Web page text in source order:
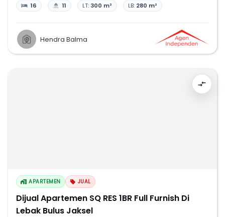
16 11 LT: 300 m² LB: 280 m²
Hendra Balma
APARTEMEN JUAL
Dijual Apartemen SQ RES 1BR Full Furnish Di
Lebak Bulus Jaksel